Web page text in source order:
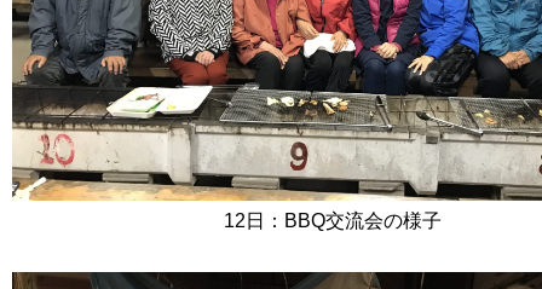
12日：BBQ交流会の様子